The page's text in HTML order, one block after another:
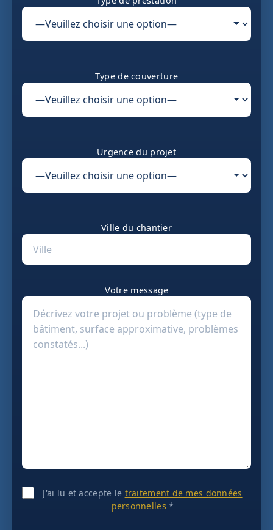
Type de couverture
Urgence du projet
Ville du chantier
Votre message
J'ai lu et accepte le traitement de mes données
personnelles *